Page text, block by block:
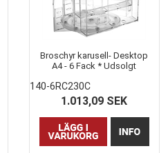
Broschyr karusell- Desktop
A4 - 6 Fack * Udsolgt
140-6RC230C
1.013,09 SEK